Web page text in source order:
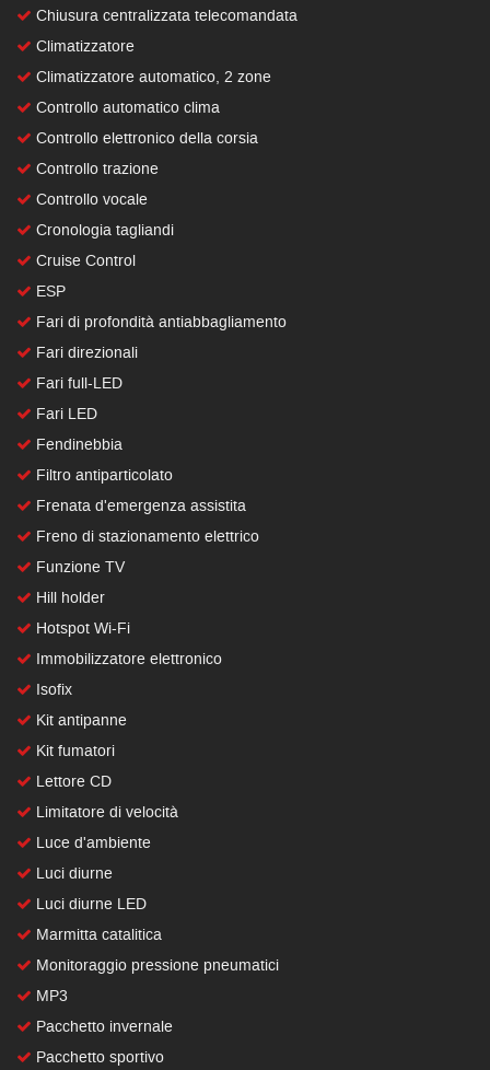
Chiusura centralizzata telecomandata
Climatizzatore
Climatizzatore automatico, 2 zone
Controllo automatico clima
Controllo elettronico della corsia
Controllo trazione
Controllo vocale
Cronologia tagliandi
Cruise Control
ESP
Fari di profondità antiabbagliamento
Fari direzionali
Fari full-LED
Fari LED
Fendinebbia
Filtro antiparticolato
Frenata d'emergenza assistita
Freno di stazionamento elettrico
Funzione TV
Hill holder
Hotspot Wi-Fi
Immobilizzatore elettronico
Isofix
Kit antipanne
Kit fumatori
Lettore CD
Limitatore di velocità
Luce d'ambiente
Luci diurne
Luci diurne LED
Marmitta catalitica
Monitoraggio pressione pneumatici
MP3
Pacchetto invernale
Pacchetto sportivo